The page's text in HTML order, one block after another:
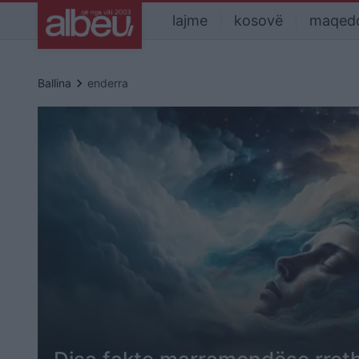
lajme kosovë
Ballina keyboard_arrow_right enderra